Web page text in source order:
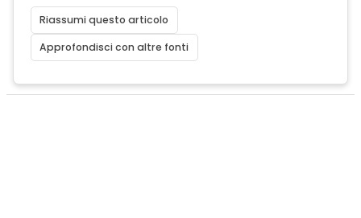
Riassumi questo articolo
Approfondisci con altre fonti